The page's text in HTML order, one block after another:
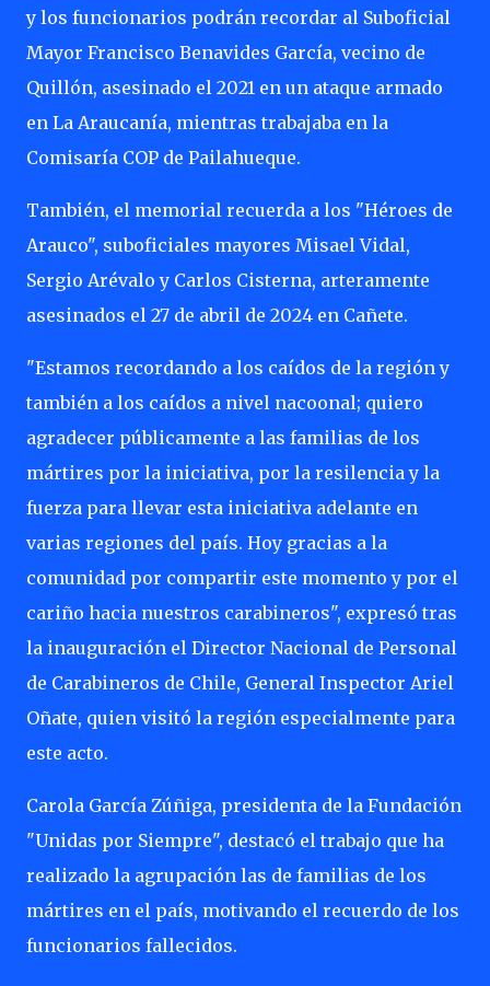
y los funcionarios podrán recordar al Suboficial
Mayor Francisco Benavides García, vecino de
Quillón, asesinado el 2021 en un ataque armado
en La Araucanía, mientras trabajaba en la
Comisaría COP de Pailahueque.
También, el memorial recuerda a los "Héroes de
Arauco", suboficiales mayores Misael Vidal,
Sergio Arévalo y Carlos Cisterna, arteramente
asesinados el 27 de abril de 2024 en Cañete.
"Estamos recordando a los caídos de la región y
también a los caídos a nivel nacoonal; quiero
agradecer públicamente a las familias de los
mártires por la iniciativa, por la resilencia y la
fuerza para llevar esta iniciativa adelante en
varias regiones del país. Hoy gracias a la
comunidad por compartir este momento y por el
cariño hacia nuestros carabineros", expresó tras
la inauguración el Director Nacional de Personal
de Carabineros de Chile, General Inspector Ariel
Oñate, quien visitó la región especialmente para
este acto.
Carola García Zúñiga, presidenta de la Fundación
"Unidas por Siempre", destacó el trabajo que ha
realizado la agrupación las de familias de los
mártires en el país, motivando el recuerdo de los
funcionarios fallecidos.